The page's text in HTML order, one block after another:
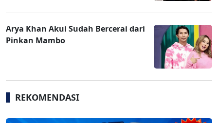
Arya Khan Akui Sudah Bercerai dari
Pinkan Mambo
REKOMENDASI